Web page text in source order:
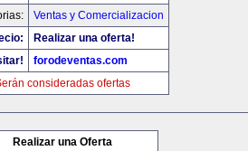
Ventas y Comercializacion
Realizar una oferta!
forodeventas.com
consideradas ofertas
Realizar una Oferta